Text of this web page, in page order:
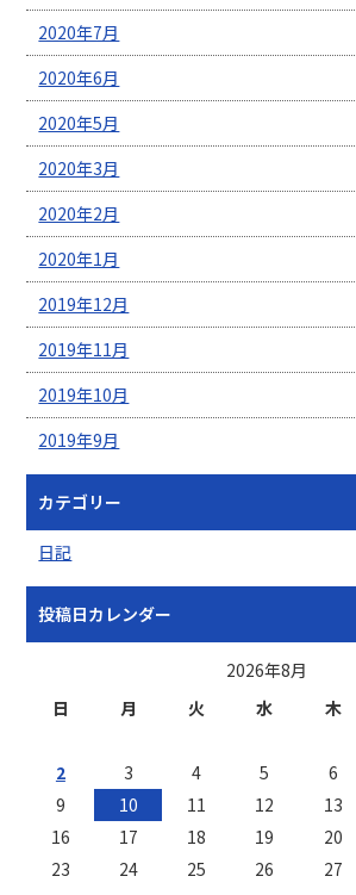
2020年7月
2020年6月
2020年5月
2020年3月
2020年2月
2020年1月
2019年12月
2019年11月
2019年10月
2019年9月
カテゴリー
日記
投稿日カレンダー
2026年8月
日
月 火 水 木
2
3 4 5 6
9
10 11 12 13
16
17 18 19 20
23
24 25 26 27